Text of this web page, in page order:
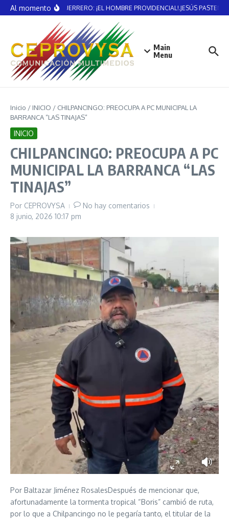
Saltar al contenido
Al momentoVICENTE GUERRERO: ¡EL HOMBRE PROVIDENCIAL!.JESÚS
Main
Menu
Inicio / INICIO / CHILPANCINGO: PREOCUPA A PC MUNICIPAL LA
BARRANCA “LAS TINAJAS”
INICIO
CHILPANCINGO: PREOCUPA A PC
MUNICIPAL LA BARRANCA “LAS
TINAJAS”
Por CEPROVYSA
No hay comentarios
8 junio, 2026 10:17 pm
Por Baltazar Jiménez RosalesDespués de mencionar que,
afortunadamente la tormenta tropical “Boris” cambió de ruta,
por lo que a Chilpancingo no le pegaría tanto, el titular de la